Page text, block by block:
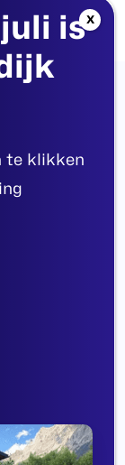
account
Menu
winkel
juli is
te klikken
X